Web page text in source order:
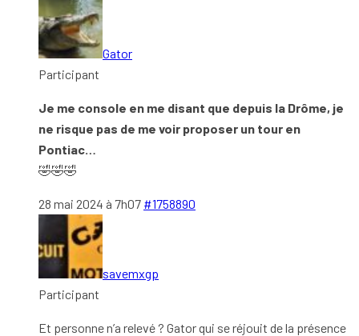
Gator
Participant
Je me console en me disant que depuis la Drôme, je
ne risque pas de me voir proposer un tour en
Pontiac…
🤣🤣🤣
28 mai 2024 à 7h07 #1758890
savemxgp
Participant
Et personne n’a relevé ? Gator qui se réjouit de la présence